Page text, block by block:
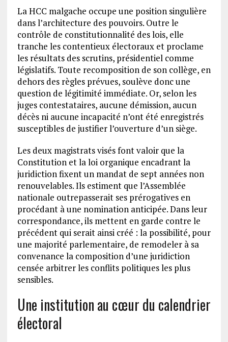
La HCC malgache occupe une position singulière
dans l’architecture des pouvoirs. Outre le
contrôle de constitutionnalité des lois, elle
tranche les contentieux électoraux et proclame
les résultats des scrutins, présidentiel comme
législatifs. Toute recomposition de son collège, en
dehors des règles prévues, soulève donc une
question de légitimité immédiate. Or, selon les
juges contestataires, aucune démission, aucun
décès ni aucune incapacité n’ont été enregistrés
susceptibles de justifier l’ouverture d’un siège.
Les deux magistrats visés font valoir que la
Constitution et la loi organique encadrant la
juridiction fixent un mandat de sept années non
renouvelables. Ils estiment que l’Assemblée
nationale outrepasserait ses prérogatives en
procédant à une nomination anticipée. Dans leur
correspondance, ils mettent en garde contre le
précédent qui serait ainsi créé : la possibilité, pour
une majorité parlementaire, de remodeler à sa
convenance la composition d’une juridiction
censée arbitrer les conflits politiques les plus
sensibles.
Une institution au cœur du calendrier
électoral